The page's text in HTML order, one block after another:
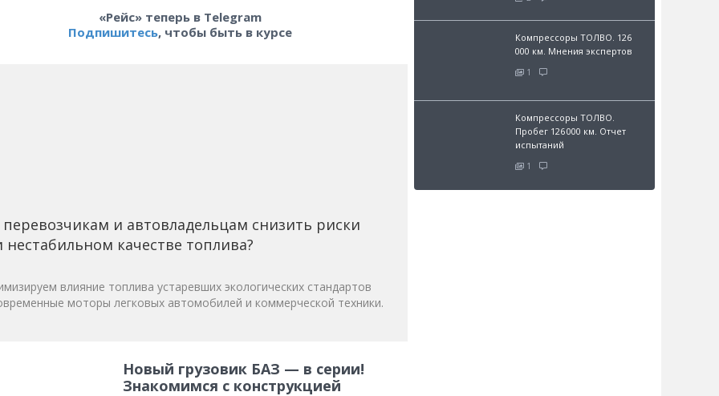
«Рейс» теперь в Telegram
Подпишитесь, чтобы быть в курсе
перевозчикам и автовладельцам снизить риски
нестабильном качестве топлива?
влияние топлива устаревших экологических стандартов
моторы легковых автомобилей и коммерческой техники.
Новый грузовик БАЗ — в серии!
Знакомимся с конструкцией
Компрессоры ТОЛВО. 126
000 км. Мнения экспертов
1
Компрессоры ТОЛВО.
Пробег 126 000 км. Отчет
испытаний
1